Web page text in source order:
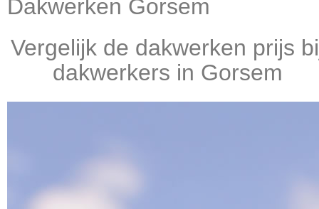
Dakwerken Gorsem
Vergelijk de dakwerken prijs
dakwerkers in Gorsem